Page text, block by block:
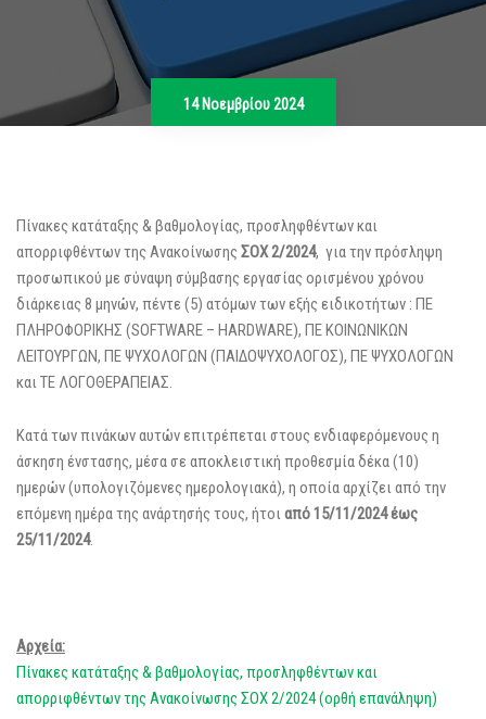
14 Νοεμβρίου 2024
Πίνακες κατάταξης & βαθμολογίας, προσληφθέντων και
απορριφθέντων της Ανακοίνωσης ΣΟΧ 2/2024, για την πρόσληψη
προσωπικού με σύναψη σύμβασης εργασίας ορισμένου χρόνου
διάρκειας 8 μηνών, πέντε (5) ατόμων των εξής ειδικοτήτων : ΠΕ
ΠΛΗΡΟΦΟΡΙΚΗΣ (SOFTWARE – HARDWARE), ΠΕ ΚΟΙΝΩΝΙΚΩΝ
ΛΕΙΤΟΥΡΓΩΝ, ΠΕ ΨΥΧΟΛΟΓΩΝ (ΠΑΙΔΟΨΥΧΟΛΟΓΟΣ), ΠΕ ΨΥΧΟΛΟΓΩΝ
και ΤΕ ΛΟΓΟΘΕΡΑΠΕΙΑΣ.
Κατά των πινάκων αυτών επιτρέπεται στους ενδιαφερόμενους η
άσκηση ένστασης, μέσα σε αποκλειστική προθεσμία δέκα (10)
ημερών (υπολογιζόμενες ημερολογιακά), η οποία αρχίζει από την
επόμενη ημέρα της ανάρτησής τους, ήτοιαπό 15/11/2024 έως
25/11/2024.
Αρχεία:
Πίνακες κατάταξης & βαθμολογίας, προσληφθέντων και
απορριφθέντων της Ανακοίνωσης ΣΟΧ 2/2024 (ορθή επανάληψη)